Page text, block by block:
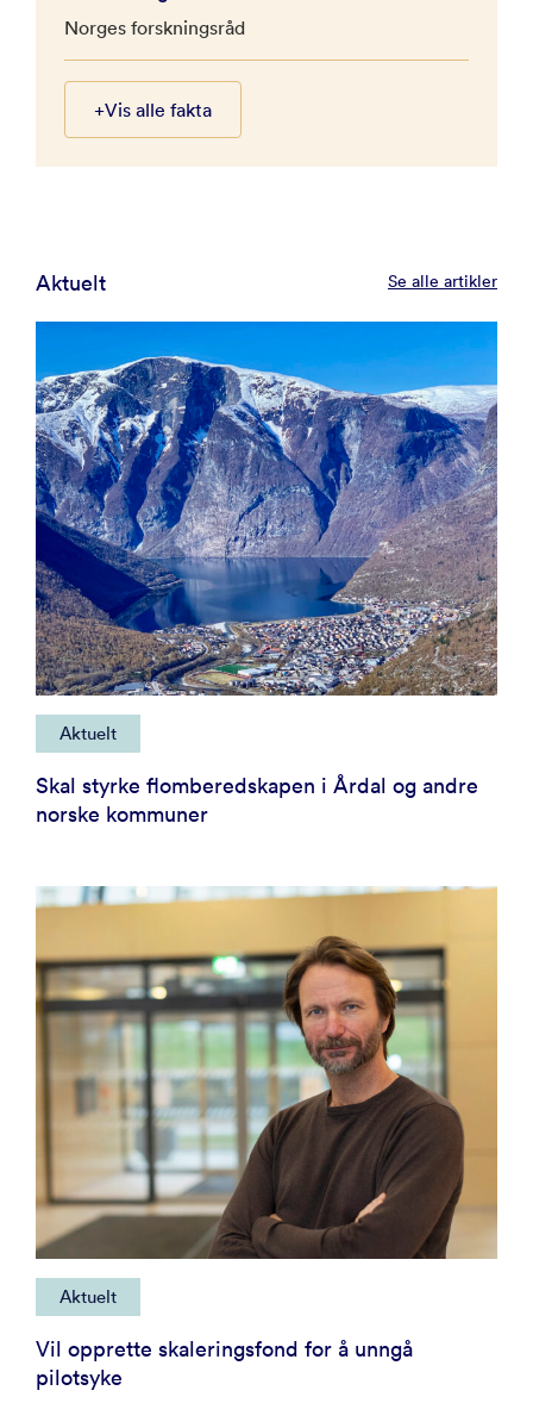
Norges forskningsråd
+Vis alle fakta
Aktuelt Se alle artikler
Aktuelt
Skal styrke flomberedskapen i Årdal og andre
norske kommuner
Aktuelt
Vil opprette skaleringsfond for å unngå
pilotsyke